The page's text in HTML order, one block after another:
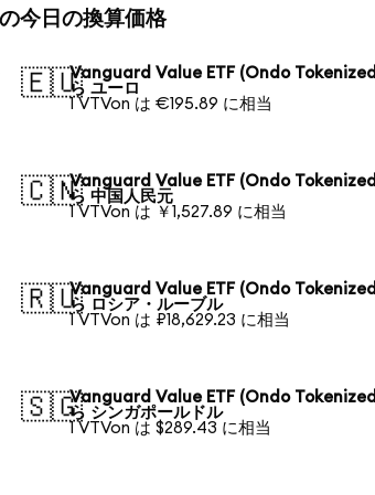
今日の換算価格
🇪🇺Vanguard Value ETF (Ondo
ら ユーロ
1 VTVon は €195.89 に相当
🇨🇳Vanguard Value ETF (Ondo
ら 中国人民元
1 VTVon は ￥1,527.89 に相当
🇷🇺Vanguard Value ETF (Ondo
ら ロシア・ルーブル
1 VTVon は ₽18,629.23 に相当
🇸🇬Vanguard Value ETF (Ondo
ら シンガポールドル
1 VTVon は $289.43 に相当